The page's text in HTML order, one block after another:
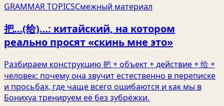
GRAMMAR TOPICSСмежный материал
把…(给)…: китайский, на котором
реально просят «скинь мне это»
Разбираем конструкцию 把 + объект + действие + 给 +
человек: почему она звучит естественно в переписке
и просьбах, где чаще всего ошибаются и как мы в
Бонихуа тренируем её без зубрёжки.